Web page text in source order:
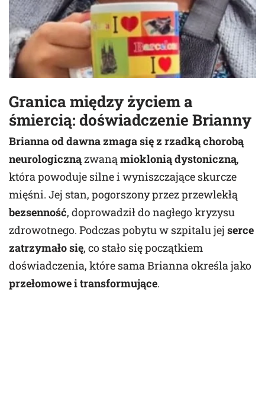
Granica między życiem a
śmiercią: doświadczenie Brianny
Brianna od dawna zmaga się z rzadką chorobą
neurologicznązwanąmioklonią dystoniczną,
która powoduje silne i wyniszczające skurcze
mięśni. Jej stan, pogorszony przez przewlekłą
bezsenność, doprowadził do nagłego kryzysu
zdrowotnego. Podczas pobytu w szpitalu jej serce
zatrzymało się, co stało się początkiem
doświadczenia, które sama Brianna określa jako
przełomowe i transformujące.